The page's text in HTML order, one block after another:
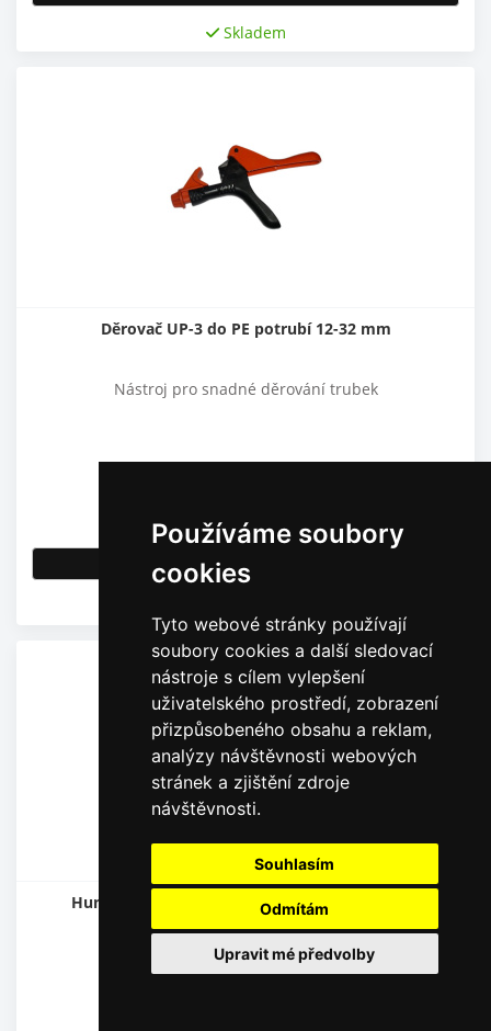
Používáme soubory
cookies
Tyto webové stránky používají
soubory cookies a další sledovací
nástroje s cílem vylepšení
uživatelského prostředí, zobrazení
přizpůsobeného obsahu a reklam,
analýzy návštěvnosti webových
stránek a zjištění zdroje
návštěvnosti.
Souhlasím
Odmítám
Upravit mé předvolby
Skladem
Děrovač UP-3 do PE potrubí 12-32 mm
Nástroj pro snadné děrování trubek
371,07 Kčbez DPH
Detail
Hunter Děrovač POCKET PUNCH (otvor 3 mm)